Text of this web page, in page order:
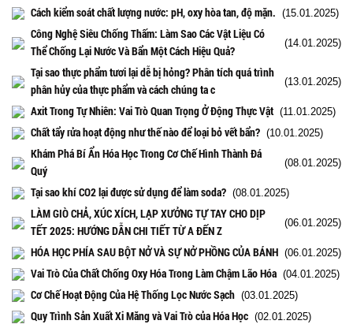
Cách kiểm soát chất lượng nước: pH, oxy hòa tan, độ mặn. (15.01.2025)
Công Nghệ Siêu Chống Thấm: Làm Sao Các Vật Liệu Có
Thể Chống Lại Nước Và Bẩn Một Cách Hiệu Quả?
(14.01.2025)
Tại sao thực phẩm tươi lại dễ bị hỏng? Phân tích quá trình
phân hủy của thực phẩm và cách chúng ta c
(13.01.2025)
Axit Trong Tự Nhiên: Vai Trò Quan Trọng Ở Động Thực Vật (11.01.2025)
Chất tẩy rửa hoạt động như thế nào để loại bỏ vết bẩn? (10.01.2025)
Khám Phá Bí Ẩn Hóa Học Trong Cơ Chế Hình Thành Đá
Quý
(08.01.2025)
Tại sao khí CO2 lại được sử dụng để làm soda? (08.01.2025)
LÀM GIÒ CHẢ, XÚC XÍCH, LẠP XƯỞNG TỰ TAY CHO DỊP
TẾT 2025: HƯỚNG DẪN CHI TIẾT TỪ A ĐẾN Z
(06.01.2025)
HÓA HỌC PHÍA SAU BỘT NỞ VÀ SỰ NỞ PHỒNG CỦA BÁNH (06.01.2025)
Vai Trò Của Chất Chống Oxy Hóa Trong Làm Chậm Lão Hóa (04.01.2025)
Cơ Chế Hoạt Động Của Hệ Thống Lọc Nước Sạch (03.01.2025)
Quy Trình Sản Xuất Xi Măng và Vai Trò của Hóa Học (02.01.2025)